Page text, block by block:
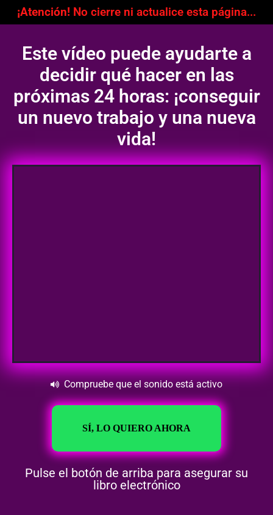
¡Atención! No cierre ni actualice esta página...
Este vídeo puede ayudarte a
decidir qué hacer en las
próximas 24 horas: ¡conseguir
un nuevo trabajo y una nueva
vida!
Compruebe que el sonido está activo
SÍ, LO QUIERO AHORA
Pulse el botón de arriba para asegurar su
libro electrónico